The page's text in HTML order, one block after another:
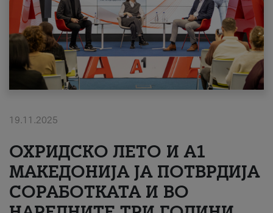
Приватни Деловни
Поддршка
Надополни кредит
#ПодобарОнлајн
19.11.2025
ОХРИДСКО ЛЕТО И A1
МАКЕДОНИЈА ЈА ПОТВРДИЈА
СОРАБОТКАТА И ВО